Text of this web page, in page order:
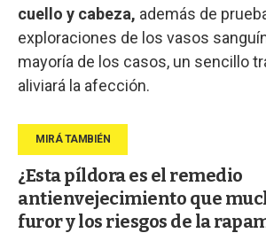
cuello y cabeza, además de
exploraciones de los vasos
mayoría de los casos, un sencillo
aliviará la afección.
¿Esta píldora es el remedio
antienvejecimiento que
furor y los riesgos de la